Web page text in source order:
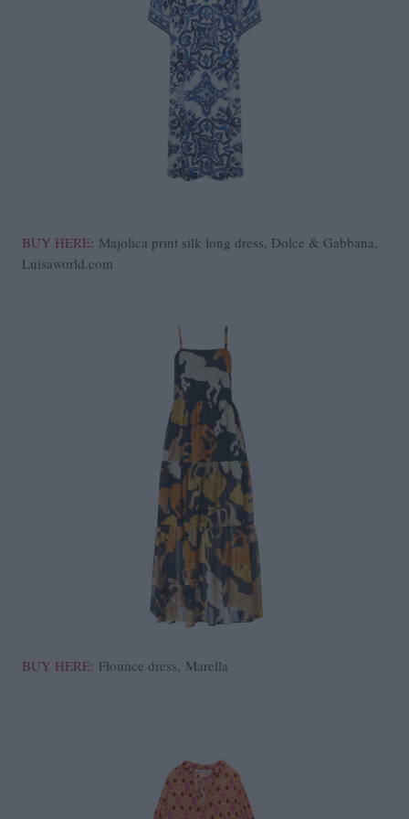
BUY HERE: Majolica print silk long dress, Dolce & Gabbana,
Luisaworld.com
BUY HERE: Flounce dress, Marella